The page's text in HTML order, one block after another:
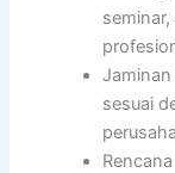
sesuai